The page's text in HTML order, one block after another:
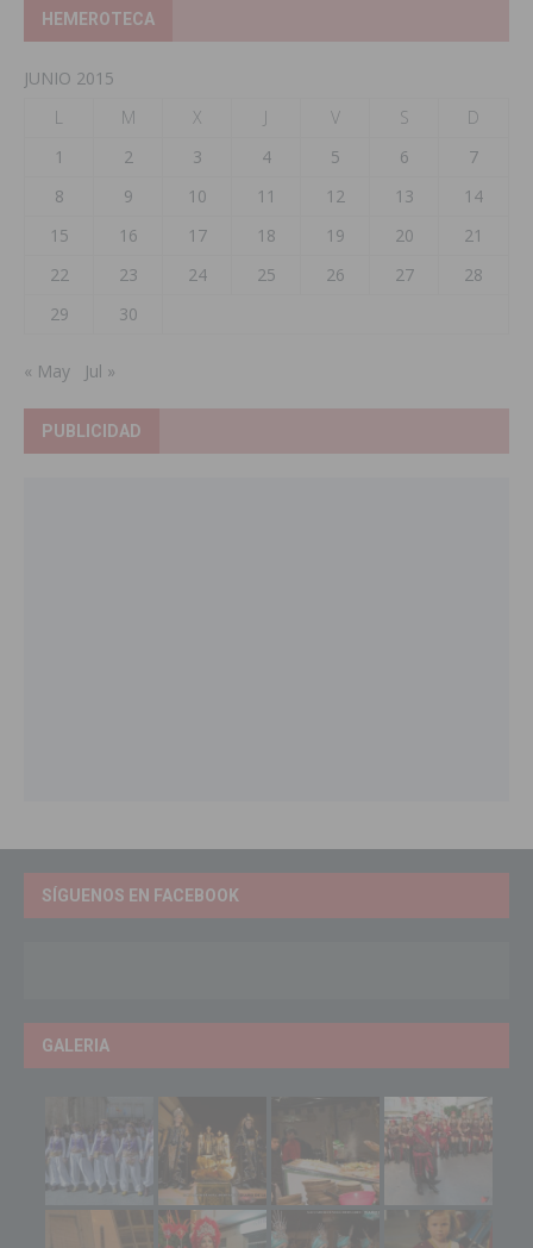
HEMEROTECA
JUNIO 2015
L
M X J V S
D
1
2 3 4 5 6
7
8
9 10 11 12 13
14
15
16 17 18 19 20
21
22
23 24 25 26 27
28
29
30
« May Jul »
PUBLICIDAD
SÍGUENOS EN FACEBOOK
GALERIA